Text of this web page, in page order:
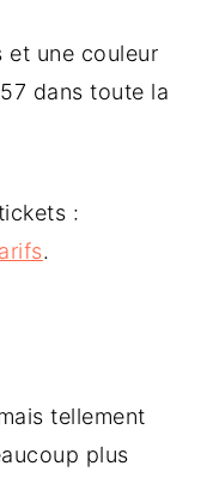
et une couleur
dans toute la
:
.
tellement
plus